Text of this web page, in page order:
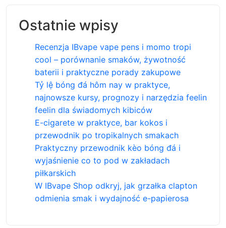
Ostatnie wpisy
Recenzja IBvape vape pens i momo tropi
cool – porównanie smaków, żywotność
baterii i praktyczne porady zakupowe
Tỷ lệ bóng đá hôm nay w praktyce,
najnowsze kursy, prognozy i narzędzia feelin
feelin dla świadomych kibiców
E-cigarete w praktyce, bar kokos i
przewodnik po tropikalnych smakach
Praktyczny przewodnik kèo bóng đá i
wyjaśnienie co to pod w zakładach
piłkarskich
W IBvape Shop odkryj, jak grzałka clapton
odmienia smak i wydajność e-papierosa